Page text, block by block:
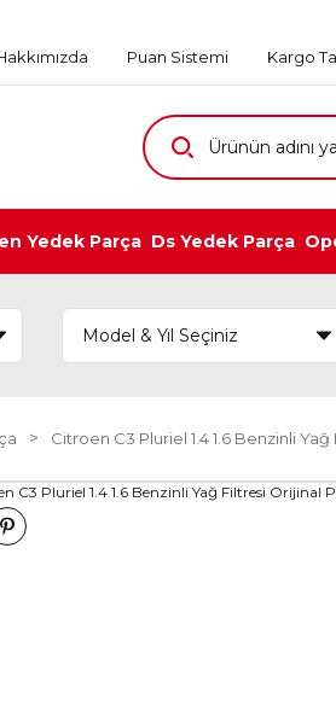
Puan Sistemi Kargo
Yedek Parça Ds Yedek Parça
Citroen C3 Pluriel 1.4 1.6 Benzinli